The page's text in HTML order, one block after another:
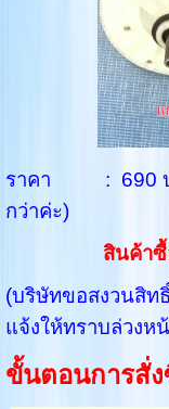
ราคา : 690 บา
กว่าค่ะ)
สินค้าซื้
(บริษัทขอสงวนสิท
แจ้งให้ทราบล่วงห
ขั้นตอนการสั่ง